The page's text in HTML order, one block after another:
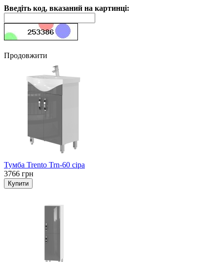
Введіть код, вказаний на картинці:
Продовжити
Тумба Trento Trn-60 сіра
3766 грн